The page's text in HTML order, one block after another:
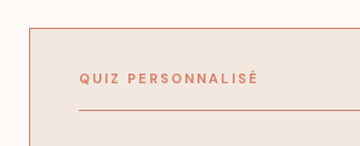
QUIZ PERSONNALISÉ